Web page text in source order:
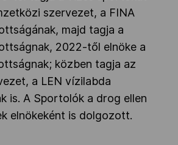
szervezet, a FINA
majd tagja a
2022-től elnöke a
közben tagja az
a LEN vízilabda
is. A Sportolók a drog ellen
elnökeként is dolgozott.